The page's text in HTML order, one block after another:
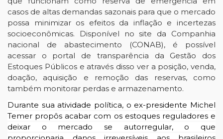
casos de altas demandas sazonais para que o mercado
possa minimizar os efeitos da inflação e incertezas
socioeconômicas. Disponível no site da Companhia
nacional de abastecimento (CONAB), é possível
acessar o portal de transparência da Gestão dos
Estoques Públicos e através disso ver a posição, venda,
doação, aquisição e remoção das reservas, como
também monitorar perdas e armazenamento.
Durante sua atividade política, o ex-presidente Michel
Temer propôs acabar com os estoques reguladores e
deixar o mercado se autorregular, o que